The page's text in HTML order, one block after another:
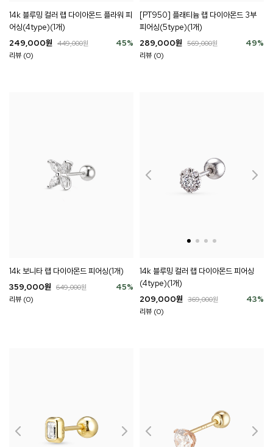
14k 블루밍 컬러 랩 다이아몬드 플라워 피
어싱(4type)(1개)
45%
249,000원 449,000원
리뷰 (0)
[PT950] 플래티늄 랩 다이아몬드 3부
피어싱(5type)(1개)
49%
289,000원 569,000원
리뷰 (0)
14k 보니타 랩 다이아몬드 피어싱(1개)
45%
359,000원 649,000원
리뷰 (0)
14k 블루밍 컬러 랩 다이아몬드 피어싱
(4type)(1개)
43%
209,000원 369,000원
리뷰 (0)